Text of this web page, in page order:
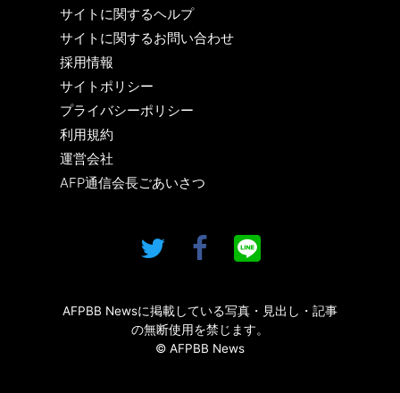
サイトに関するヘルプ
サイトに関するお問い合わせ
採用情報
サイトポリシー
プライバシーポリシー
利用規約
運営会社
AFP通信会長ごあいさつ
AFPBB Newsに掲載している写真・見出し・記事
の無断使用を禁じます。
© AFPBB News